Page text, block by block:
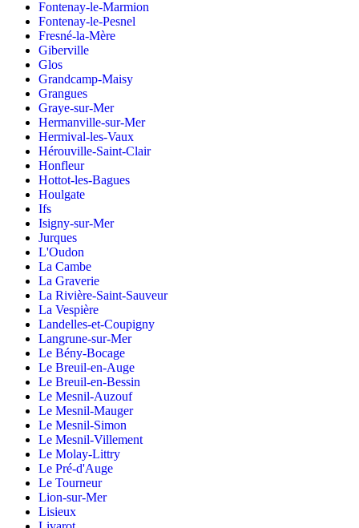
Fontenay-le-Marmion
Fontenay-le-Pesnel
Fresné-la-Mère
Giberville
Glos
Grandcamp-Maisy
Grangues
Graye-sur-Mer
Hermanville-sur-Mer
Hermival-les-Vaux
Hérouville-Saint-Clair
Honfleur
Hottot-les-Bagues
Houlgate
Ifs
Isigny-sur-Mer
Jurques
L'Oudon
La Cambe
La Graverie
La Rivière-Saint-Sauveur
La Vespière
Landelles-et-Coupigny
Langrune-sur-Mer
Le Bény-Bocage
Le Breuil-en-Auge
Le Breuil-en-Bessin
Le Mesnil-Auzouf
Le Mesnil-Mauger
Le Mesnil-Simon
Le Mesnil-Villement
Le Molay-Littry
Le Pré-d'Auge
Le Tourneur
Lion-sur-Mer
Lisieux